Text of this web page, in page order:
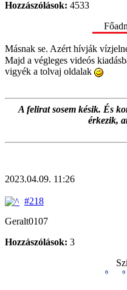
Hozzászólások: 4533
Másnak se. Azért hívják
Majd a végleges videós
vigyék a tolvaj oldalak
A felirat sosem késik. És
érkezik,
2023.04.09. 11:26
#218
Geralt0107
Hozzászólások: 3